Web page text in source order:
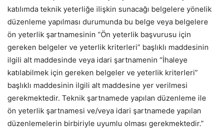
katılımda teknik yeterliğe ilişkin sunacağı belgelere yönelik
düzenleme yapılması durumunda bu belge veya belgelere
ön yeterlik şartnamesinin “Ön yeterlik başvurusu için
gereken belgeler ve yeterlik kriterleri” başlıklı maddesinin
ilgili alt maddesinde veya idari şartnamenin “İhaleye
katılabilmek için gereken belgeler ve yeterlik kriterleri”
başlıklı maddesinin ilgili alt maddesine yer verilmesi
gerekmektedir. Teknik şartnamede yapılan düzenleme ile
ön yeterlik şartnamesi ve/veya idari şartnamede yapılan
düzenlemelerin birbiriyle uyumlu olması gerekmektedir.”